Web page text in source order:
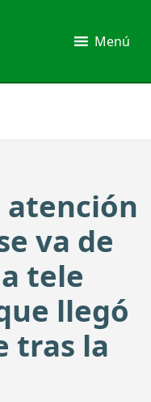
Menú
atención
va de
tele
llegó
tras la